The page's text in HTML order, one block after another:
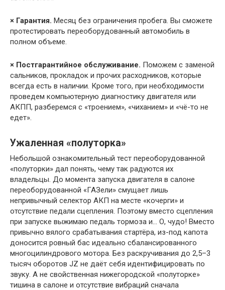
× Гарантия. Месяц без ограничения пробега. Вы сможете
протестировать переоборудованный автомобиль в
полном объеме.
× Постгарантийное обслуживание. Поможем с заменой
сальников, прокладок и прочих расходников, которые
всегда есть в наличии. Кроме того, при необходимости
проведем компьютерную диагностику двигателя или
АКПП, разберемся с «троением», «чиханием» и «чё-то не
едет».
Ужаленная «полуторка»
Небольшой ознакомительный тест переоборудованной
«полуторки» дал понять, чему так радуются их
владельцы. До момента запуска двигателя в салоне
переоборудованной «ГАЗели» смущает лишь
непривычный селектор АКП на месте «кочерги» и
отсутствие педали сцепления. Поэтому вместо сцепления
при запуске выжимаю педаль тормоза и… О, чудо! Вместо
привычно вялого срабатывания стартёра, из-под капота
доносится ровный бас идеально сбалансированного
многоцилиндрового мотора. Без раскручивания до 2,5–3
тысяч оборотов JZ не даёт себя идентифицировать по
звуку. А не свойственная нижегородской «полуторке»
тишина в салоне и отсутствие вибраций сначала